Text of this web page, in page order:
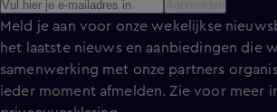
Meld je aan voor onze wekelijkse
het laatste nieuws en aanbiedingen die
samenwerking met onze partners
ieder moment afmelden. Zie voor meer